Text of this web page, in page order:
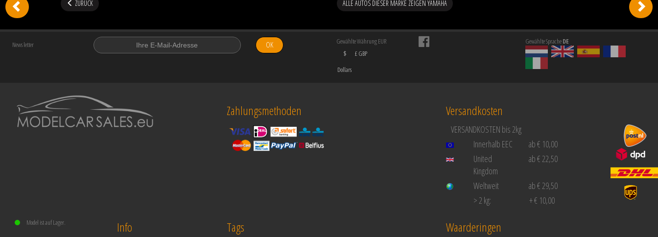
ZURÜCK ALLE AUTOS DIESER MARKE ZEIGEN YAMAHA
News letter OK
Gewählte Währung EUR
$
Dollars
£ GBP
Gewählte SpracheDE
Zahlungsmethoden Versandkosten
VERSANDKOSTEN bis 2kg
Innerhalb EEC
ab € 10,00
United
Kingdom
ab € 22,50
Weltweit
ab € 29,50
> 2 kg:
+ € 10,00
Model ist auf Lager. Info Tags Waarderingen